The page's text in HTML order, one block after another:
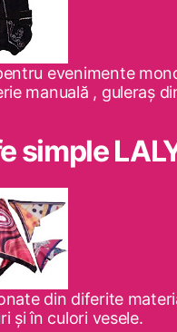
evenimente
manuală , guleraş
simple
din diferite
şi în culori vesele.